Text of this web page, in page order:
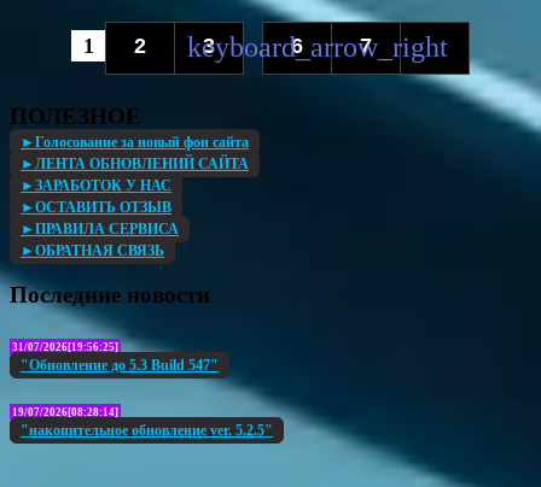
1 2 3 ... 6 7
ПОЛЕЗНОЕ
►Голосование за новый фон сайта
►ЛЕНТА ОБНОВЛЕНИЙ САЙТА
►ЗАРАБОТОК У НАС
►ОСТАВИТЬ ОТЗЫВ
►ПРАВИЛА СЕРВИСА
►ОБРАТНАЯ СВЯЗЬ
Последние новости
31/07/2026[19:56:25]
"Обновление до 5.3 Build 547"
19/07/2026[08:28:14]
"накопительное обновление ver. 5.2.5"